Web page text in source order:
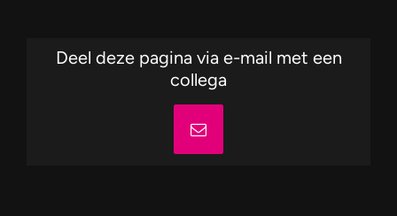
Deel deze pagina via e-mail met een
collega
E-
mail